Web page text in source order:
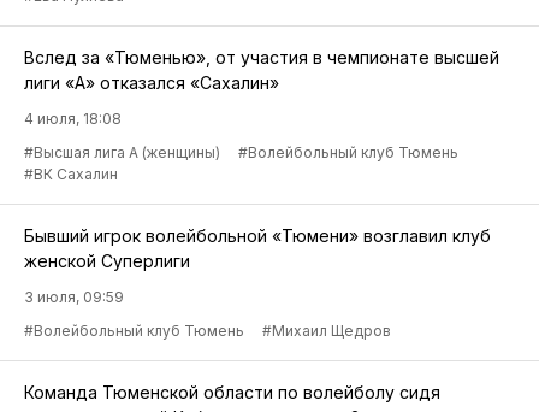
Вслед за «Тюменью», от участия в чемпионате высшей
лиги «А» отказался «Сахалин»
4 июля, 18:08
#Высшая лига А (женщины)
#Волейбольный клуб Тюмень
#ВК Сахалин
Бывший игрок волейбольной «Тюмени» возглавил клуб
женской Суперлиги
3 июля, 09:59
#Волейбольный клуб Тюмень
#Михаил Щедров
Команда Тюменской области по волейболу сидя